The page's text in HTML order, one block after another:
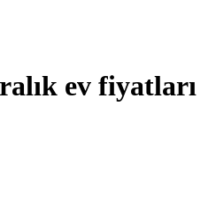
ev fiyatları